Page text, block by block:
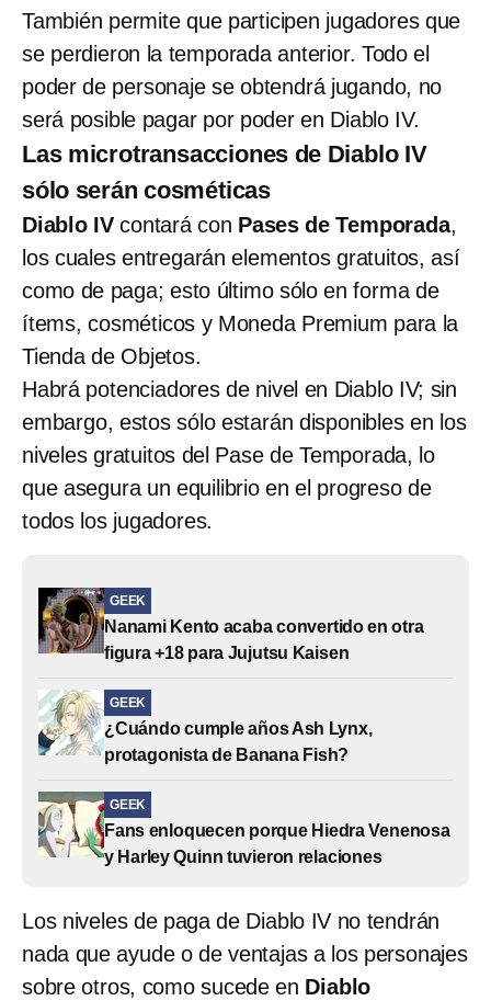
También permite que participen jugadores que
se perdieron la temporada anterior. Todo el
poder de personaje se obtendrá jugando, no
será posible pagar por poder en Diablo IV.
Las microtransacciones de Diablo IV
sólo serán cosméticas
Diablo IVcontará con Pases de Temporada,
los cuales entregarán elementos gratuitos, así
como de paga; esto último sólo en forma de
ítems, cosméticos y Moneda Premium para la
Tienda de Objetos.
Habrá potenciadores de nivel en Diablo IV; sin
embargo, estos sólo estarán disponibles en los
niveles gratuitos del Pase de Temporada, lo
que asegura un equilibrio en el progreso de
todos los jugadores.
GEEK
Nanami Kento acaba convertido en otra
figura +18 para Jujutsu Kaisen
GEEK
¿Cuándo cumple años Ash Lynx,
protagonista de Banana Fish?
GEEK
Fans enloquecen porque Hiedra Venenosa
y Harley Quinn tuvieron relaciones
Los niveles de paga de Diablo IV no tendrán
nada que ayude o de ventajas a los personajes
sobre otros, como sucede en Diablo